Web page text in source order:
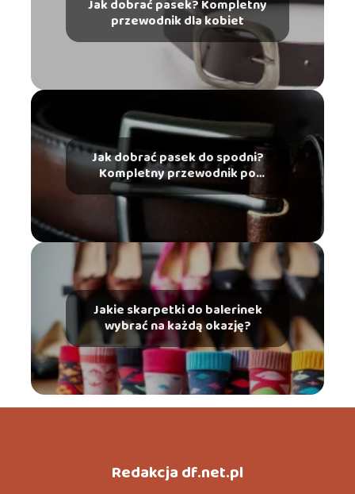
Jak dobrać pasek? Kompletny
przewodnik dla kobiet
Jak dobrać pasek do spodni?
Kompletny przewodnik po
męskim stylu
Jakie skarpetki do balerinek
wybrać na każdą okazję?
Redakcja df.net.pl